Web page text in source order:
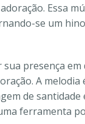
Essa
se um
presença em
A melodia
de santidade
ferramenta